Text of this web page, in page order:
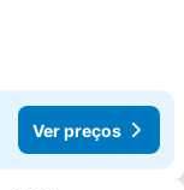
Ver preços